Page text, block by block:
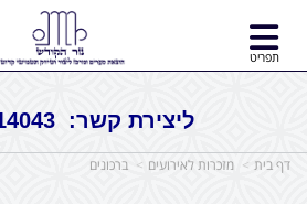
ליצירת קשר: 054-4314043
תפריט
דף בית מזכרות לאירועים ברכונים